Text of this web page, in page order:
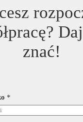
znać!
*